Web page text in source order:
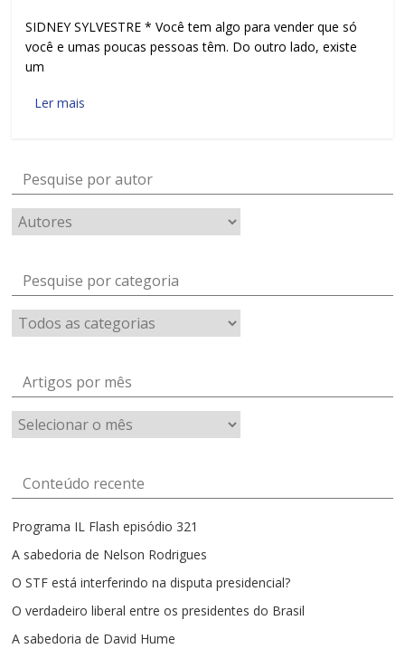
SIDNEY SYLVESTRE * Você tem algo para vender que só
você e umas poucas pessoas têm. Do outro lado, existe
um
Ler mais
Pesquise por autor
Pesquise por categoria
Artigos por mês
Artigos
por
Conteúdo recente
Programa IL Flash episódio 321
A sabedoria de Nelson Rodrigues
O STF está interferindo na disputa presidencial?
O verdadeiro liberal entre os presidentes do Brasil
A sabedoria de David Hume